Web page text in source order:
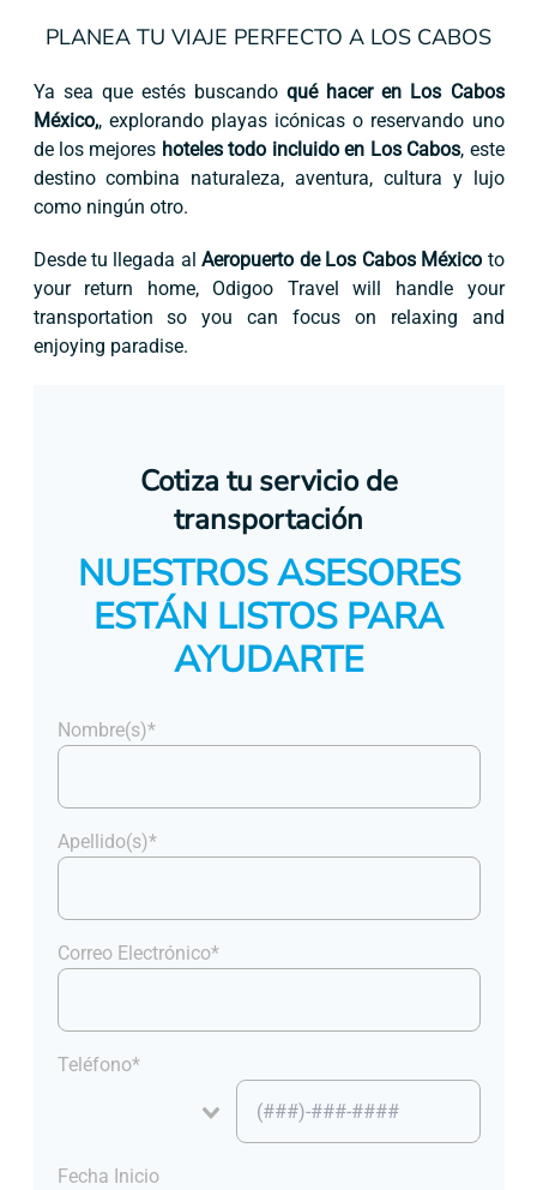
PLANEA TU VIAJE PERFECTO A LOS CABOS
Ya sea que estés buscandoqué hacer en Los Cabos
México,, explorando playas icónicas o reservando uno
de los mejores hoteles todo incluido en Los Cabos, este
destino combina naturaleza, aventura, cultura y lujo
como ningún otro.
Desde tu llegada alAeropuerto de Los Cabos México to
your return home, Odigoo Travel will handle your
transportation so you can focus on relaxing and
enjoying paradise.
Cotiza tu servicio de
transportación
NUESTROS ASESORES
ESTÁN LISTOS PARA
AYUDARTE
Nombre(s)*
Apellido(s)*
Correo Electrónico*
Teléfono*
Fecha Inicio